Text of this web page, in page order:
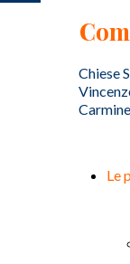
Chiese
Le